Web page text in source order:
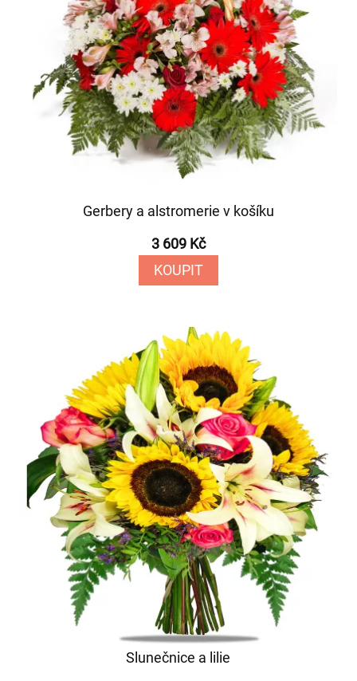
Gerbery a alstromerie v košíku
3 609 Kč
KOUPIT
Slunečnice a lilie